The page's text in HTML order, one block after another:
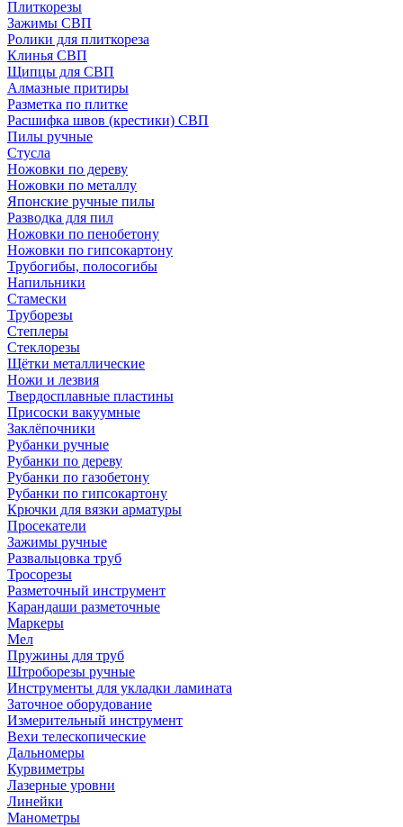
Плиткорезы
Зажимы СВП
Ролики для плиткореза
Клинья СВП
Щипцы для СВП
Алмазные притиры
Разметка по плитке
Расшифка швов (крестики) СВП
Пилы ручные
Стусла
Ножовки по дереву
Ножовки по металлу
Японские ручные пилы
Разводка для пил
Ножовки по пенобетону
Ножовки по гипсокартону
Трубогибы, полосогибы
Напильники
Стамески
Труборезы
Степлеры
Стеклорезы
Щётки металлические
Ножи и лезвия
Твердосплавные пластины
Присоски вакуумные
Заклёпочники
Рубанки ручные
Рубанки по дереву
Рубанки по газобетону
Рубанки по гипсокартону
Крючки для вязки арматуры
Просекатели
Зажимы ручные
Развальцовка труб
Тросорезы
Разметочный инструмент
Карандаши разметочные
Маркеры
Мел
Пружины для труб
Штроборезы ручные
Инструменты для укладки ламината
Заточное оборудование
Измерительный инструмент
Вехи телескопические
Дальномеры
Курвиметры
Лазерные уровни
Линейки
Манометры